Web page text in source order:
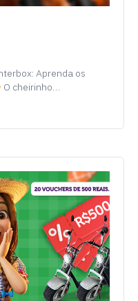
Aprenda os
O cheirinho…